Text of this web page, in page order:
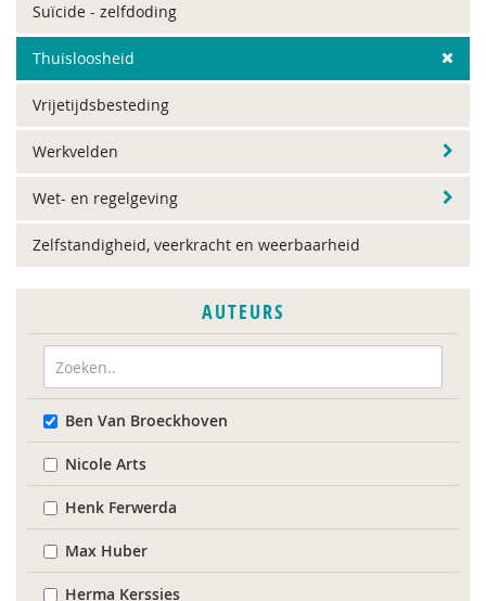
Suïcide - zelfdoding
Thuisloosheid
Vrijetijdsbesteding
Werkvelden
Wet- en regelgeving
Zelfstandigheid, veerkracht en weerbaarheid
AUTEURS
Ben Van Broeckhoven
Nicole Arts
Henk Ferwerda
Max Huber
Herma Kerssies